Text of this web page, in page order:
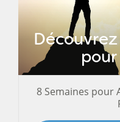
8 Semaines pour